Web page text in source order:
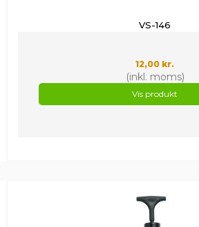
VS-146
12,00 kr.
(inkl. moms)
Vis produkt